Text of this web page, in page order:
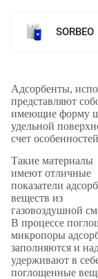
SORBEO
Адсорбенты,
представляют
имеющие форму
удельной
счет
Такие материалы
имеют отличные
показатели
веществ из
газовоздушной
В процессе
микропоры
заполняются и
удерживают в
поглощенные